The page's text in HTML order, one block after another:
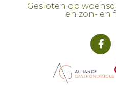
Gesloten op
en zon- en
Wij gebruiken
surfervaring te
verder gebruiken van